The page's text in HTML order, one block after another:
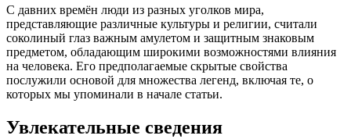
С давних времён люди из разных уголков мира,
представляющие различные культуры и религии, считали
соколиный глаз важным амулетом и защитным знаковым
предметом, обладающим широкими возможностями влияния
на человека. Его предполагаемые скрытые свойства
послужили основой для множества легенд, включая те, о
которых мы упоминали в начале статьи.
Увлекательные сведения